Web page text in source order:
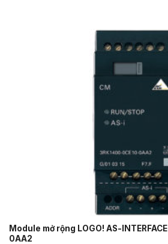
Module mở rộng LOGO! AS-
0AA2